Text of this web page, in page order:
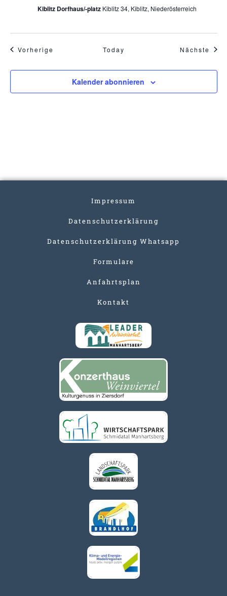
Kiblitz Dorfhaus/-platz Kiblitz 34, Kiblitz, Niederösterreich
Vorherige VeranstaltungenToday Nächste
Kalender abonnieren
Impressum
Datenschutzerklärung
Datenschutzerklärung Whatsapp
Formulare
Anfahrtsplan
Kontakt